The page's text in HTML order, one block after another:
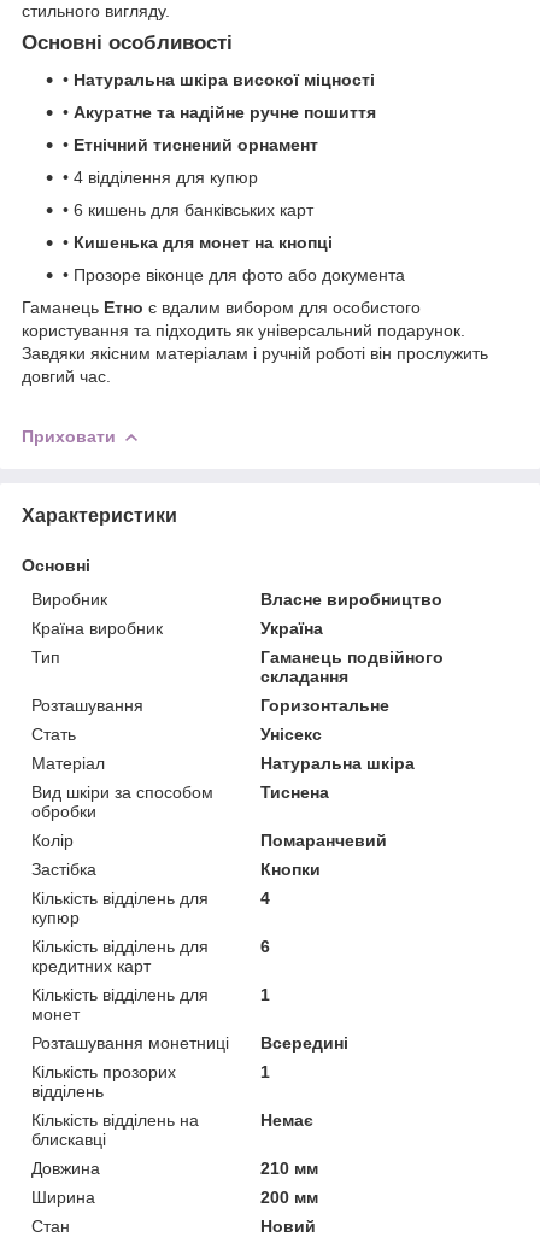
стильного вигляду.
Основні особливості
• Натуральна шкіра високої міцності
• Акуратне та надійне ручне пошиття
• Етнічний тиснений орнамент
• 4 відділення для купюр
• 6 кишень для банківських карт
• Кишенька для монет на кнопці
• Прозоре віконце для фото або документа
Гаманець Етно є вдалим вибором для особистого
користування та підходить як універсальний подарунок.
Завдяки якісним матеріалам і ручній роботі він прослужить
довгий час.
Приховати
Характеристики
Основні
Виробник
Власне виробництво
Країна виробник
Україна
Тип
Гаманець подвійного
складання
Розташування
Горизонтальне
Стать
Унісекс
Матеріал
Натуральна шкіра
Вид шкіри за способом
обробки
Тиснена
Колір
Помаранчевий
Застібка
Кнопки
Кількість відділень для
купюр
4
Кількість відділень для
кредитних карт
6
Кількість відділень для
монет
1
Розташування монетниці
Всередині
Кількість прозорих
відділень
1
Кількість відділень на
блискавці
Немає
Довжина
210 мм
Ширина
200 мм
Стан
Новий